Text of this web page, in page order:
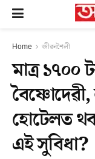
Home জীৱনশৈলী
মাত্ৰ
হোটেলত
এই সুবিধা?